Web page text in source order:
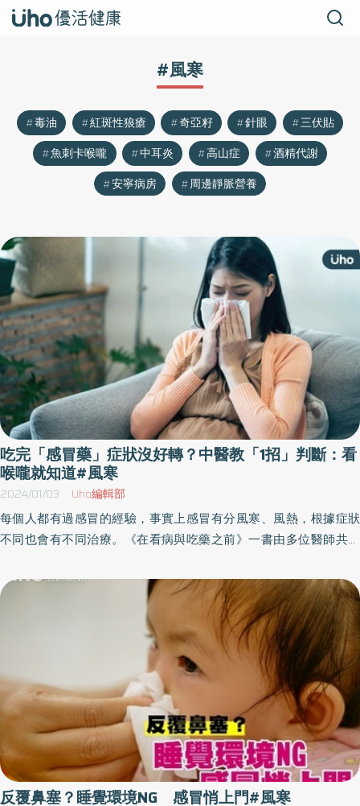
#風寒
毒油 紅斑性狼瘡 奇亞籽 針眼
三伏貼
魚刺卡喉嚨
中耳炎 高山症
酒精代謝
安寧病房
周邊靜脈營養
吃完「感冒藥」症狀沒好轉？中醫教「1招」判斷：看
喉嚨就知道#風寒
2024/01/03 Uho編輯部
每個人都有過感冒的經驗，事實上感冒有分風寒、風熱，根據症狀
不同也會有不同治療。《在看病與吃藥之前》一書由多位醫師共同
床醫學知識，幫助讀者打造免疫力。以下為首都醫科大學附屬北京
中醫醫院內科主治醫師周繼朴所撰篇章：
反覆鼻塞？睡覺環境NG 感冒悄上門#風寒